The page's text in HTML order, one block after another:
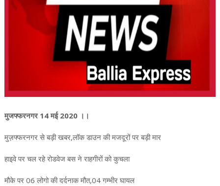
मुजफ्फरनगर 14 मई 2020 ।।
मुज़फ्फरनगर से बड़ी खबर,लॉक डाउन की मजदूरों पर बड़ी मार
हाइवे पर चल रहे रोडवेज बस ने राहगीरों को कुचला
मौके पर 06 लोगो की दर्दनाक मौत,04 गम्भीर घायल